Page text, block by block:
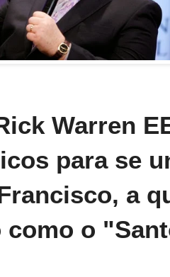
Warren
para se
, a
como o "